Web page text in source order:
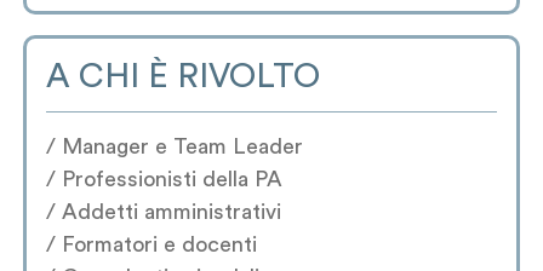
A CHI È RIVOLTO
/ Manager e Team Leader
/ Professionisti della PA
/ Addetti amministrativi
/ Formatori e docenti